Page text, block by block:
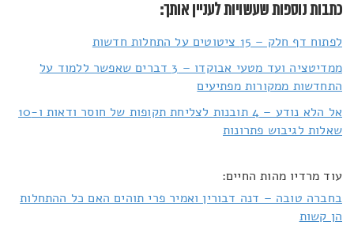
כתבות נוספות שעשויות לעניין אותך:
לפתוח דף חלק – 15 ציטוטים על התחלות חדשות
ממדיטציה ועד מטעי אבוקדו – 3 דברים שאפשר ללמוד על
התחדשות ממקורות מפתיעים
אל הלא נודע – 4 תובנות לצליחת תקופות של חוסר ודאות ו-10
שאלות לגיבוש פתרונות
עוד מרדיו מהות החיים:
בחברה טובה – דנה דבורין ואמיר פרי תוהים האם כל ההתחלות
הן קשות